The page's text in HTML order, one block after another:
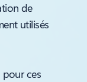
de
utilisés
pour ces